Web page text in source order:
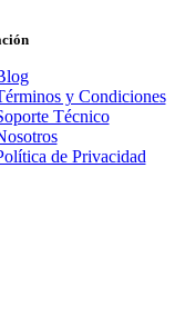
y Condiciones
Técnico
de Privacidad